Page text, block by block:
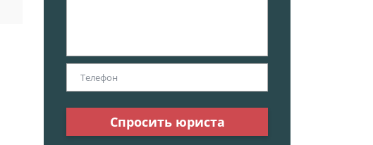
Спросить юриста